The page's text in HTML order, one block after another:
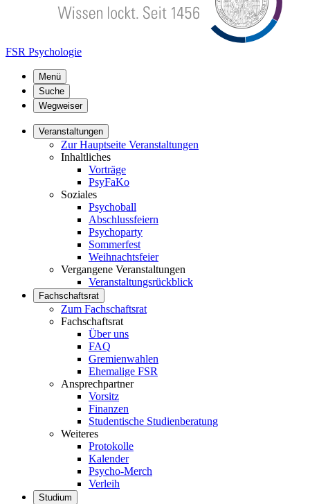
FSR Psychologie
Menü
Suche
Wegweiser
Veranstaltungen
Zur Hauptseite Veranstaltungen
Inhaltliches
Vorträge
PsyFaKo
Soziales
Psychoball
Abschlussfeiern
Psychoparty
Sommerfest
Weihnachtsfeier
Vergangene Veranstaltungen
Veranstaltungsrückblick
Fachschaftsrat
Zum Fachschaftsrat
Fachschaftsrat
Über uns
FAQ
Gremienwahlen
Ehemalige FSR
Ansprechpartner
Vorsitz
Finanzen
Studentische Studienberatung
Weiteres
Protokolle
Kalender
Psycho-Merch
Verleih
Studium